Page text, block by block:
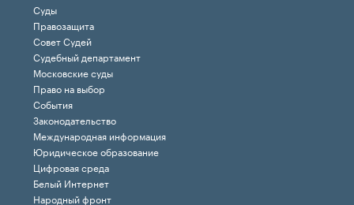
Суды
Правозащита
Совет Судей
Судебный департамент
Московские суды
Право на выбор
События
Законодательство
Международная информация
Юридическое образование
Цифровая среда
Белый Интернет
Народный фронт